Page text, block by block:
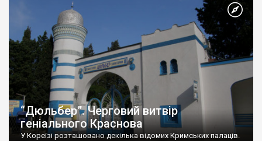
“Дюльбер”. Черговий витвір
геніального Краснова
У Кореїзі розташовано декілька відомих Кримських палаців.